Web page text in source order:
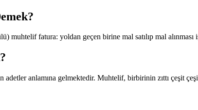
muhtelif fatura: yoldan geçen birine mal satılıp mal
anlamına gelmektedir. Muhtelif, birbirinin zıttı çeşit